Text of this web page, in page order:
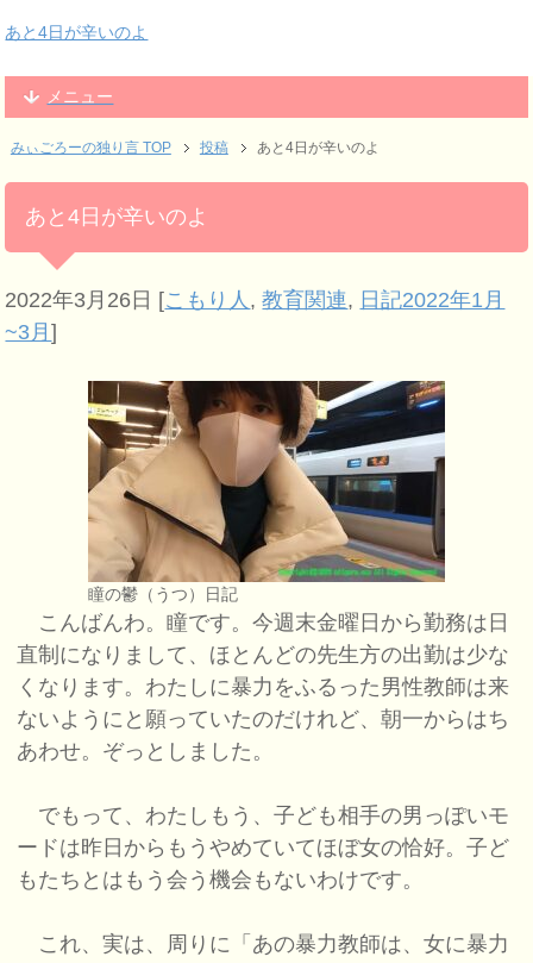
あと4日が辛いのよ
メニュー
みぃごろーの独り言 TOP 投稿 あと4日が辛いのよ
あと4日が辛いのよ
2022年3月26日 [こもり人 ,教育関連, 日記2022年1月
~3月]
瞳の鬱（うつ）日記
こんばんわ。瞳です。今週末金曜日から勤務は日
直制になりまして、ほとんどの先生方の出勤は少な
くなります。わたしに暴力をふるった男性教師は来
ないようにと願っていたのだけれど、朝一からはち
あわせ。ぞっとしました。
でもって、わたしもう、子ども相手の男っぽいモ
ードは昨日からもうやめていてほぼ女の恰好。子ど
もたちとはもう会う機会もないわけです。
これ、実は、周りに「あの暴力教師は、女に暴力